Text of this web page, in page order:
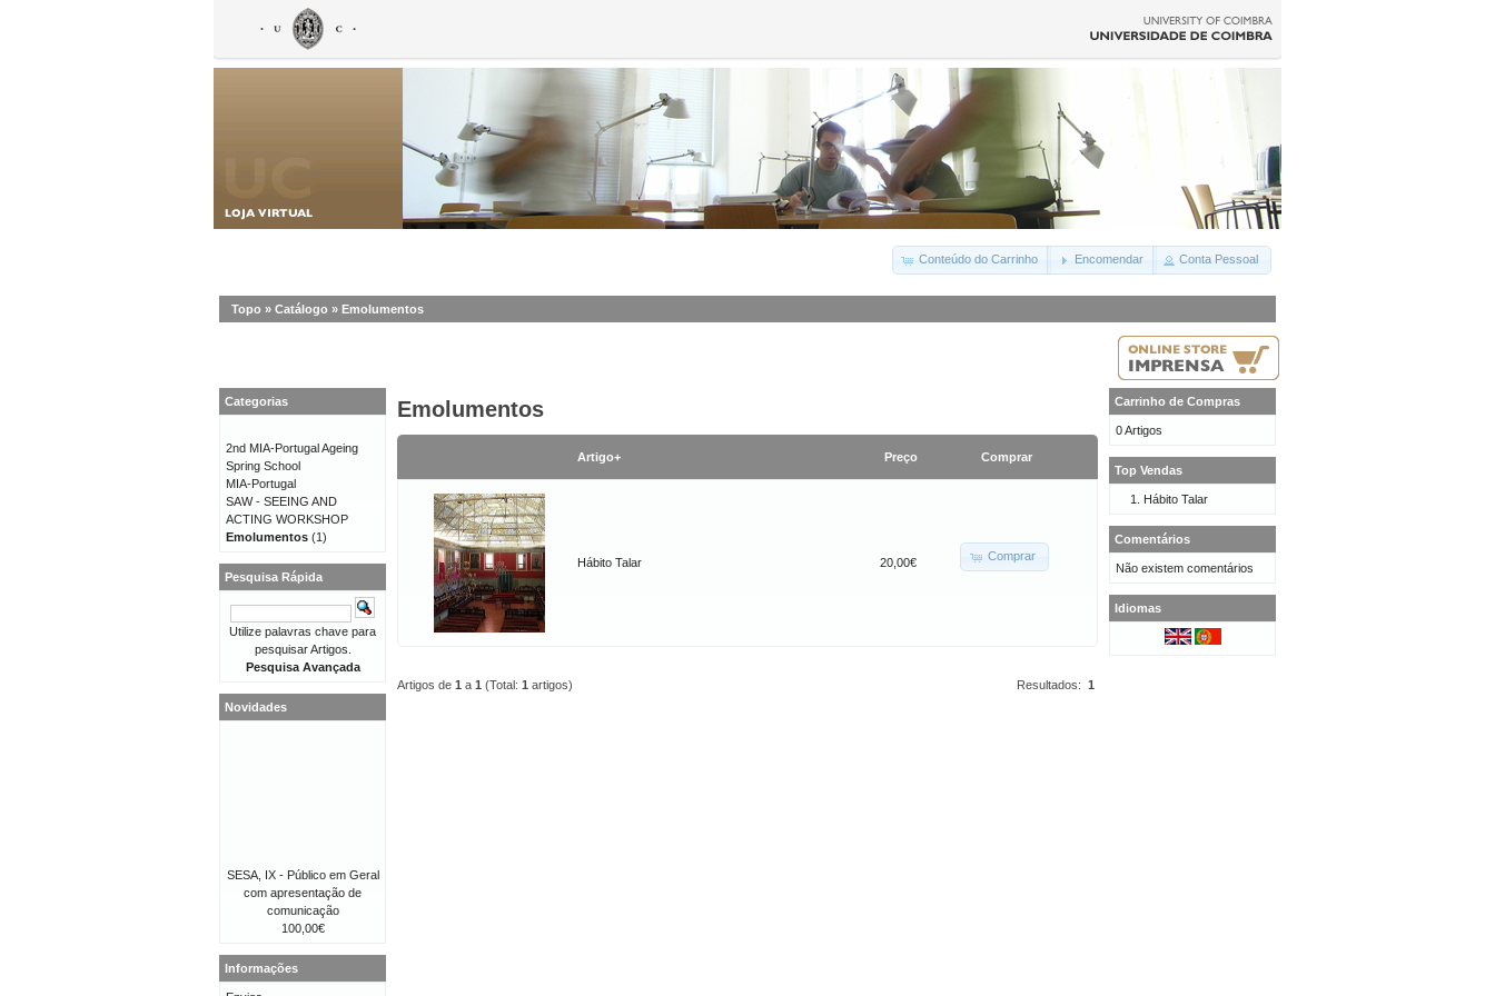
Conteúdo do Carrinho Encomendar Conta Pessoal
Topo » Catálogo » Emolumentos
Emolumentos
Artigo+ Preço Comprar
Hábito Talar 20,00€ Comprar
Resultados: 1
Artigos de 1 a 1 (Total: 1 artigos)
Categorias
2nd MIA-Portugal Ageing
Spring School
MIA-Portugal
SAW - SEEING AND
ACTING WORKSHOP
Emolumentos (1)
Pesquisa Rápida
Utilize palavras chave para
pesquisar Artigos.
Pesquisa Avançada
Novidades
SESA, IX - Público em Geral
com apresentação de
comunicação
100,00€
Informações
Carrinho de Compras
0 Artigos
Top Vendas
Hábito Talar
Comentários
Não existem comentários
Idiomas